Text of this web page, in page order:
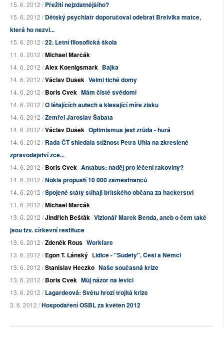
15. 6. 2012 /Přežití nejzdatnějšího?
15. 6. 2012 /Dětský psychiatr doporučoval odebrat Breivika matce,
která ho nezvl...
15. 6. 2012 /22. Letní filosofická škola
11. 6. 2012 /Michael Marčák
14. 6. 2012 /Alex Koenigsmark Bajka
14. 6. 2012 /Václav Dušek Velmi tiché domy
14. 6. 2012 /Boris Cvek Mám čisté svědomí
14. 6. 2012 /O létajících autech a klesající míře zisku
14. 6. 2012 /Zemřel Jaroslav Šabata
14. 6. 2012 /Václav Dušek Optimismus jest zrůda - hurá
14. 6. 2012 /Rada ČT shledala stížnost Petra Uhla na zkreslené
zpravodajství zce...
14. 6. 2012 /Boris Cvek Antabus: naděj pro léčení rakoviny?
14. 6. 2012 /Nokia propustí 10 000 zaměstnanců
14. 6. 2012 /Spojené státy stíhají britského občana za hackerství
11. 6. 2012 /Michael Marčák
13. 6. 2012 /Jindřich Bešťák Vizionář Marek Benda, aneb o čem také
jsou tzv. církevní restituce
13. 6. 2012 /Zdeněk Rous Workfare
13. 6. 2012 /Egon T. Lánský Lidice - "Sudety", Češi a Němci
13. 6. 2012 /Stanislav Heczko Naše současná krize
13. 6. 2012 /Boris Cvek Můj názor na levici
13. 6. 2012 /Lagardeová: Světu hrozí trojitá krize
3. 6. 2012 /Hospodaření OSBL za květen 2012